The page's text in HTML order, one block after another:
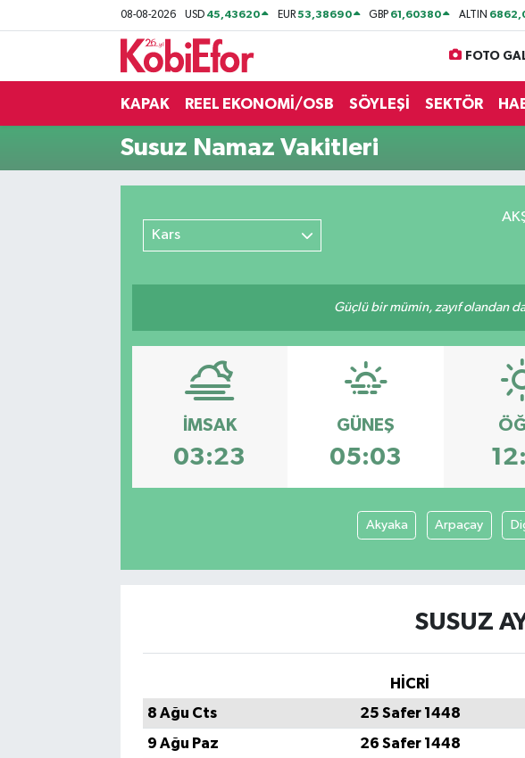
08-08-2026 USD 45,43620 EUR53,38690 GBP 61,60380 ALTIN
FOTO
KAPAK REEL EKONOMİ/OSB SÖYLEŞİ SEKTÖR
Susuz Namaz Vakitleri
Kars
Güçlü bir mümin, zayıf olandan
İMSAK
03:23
GÜNEŞ
05:03
Akyaka Arpaçay
SUSUZ
HİCRİ
8 Ağu Cts
25 Safer 1448
9 Ağu Paz
26 Safer 1448
BİLİŞİM PANO
DESTEK-TEŞVİK